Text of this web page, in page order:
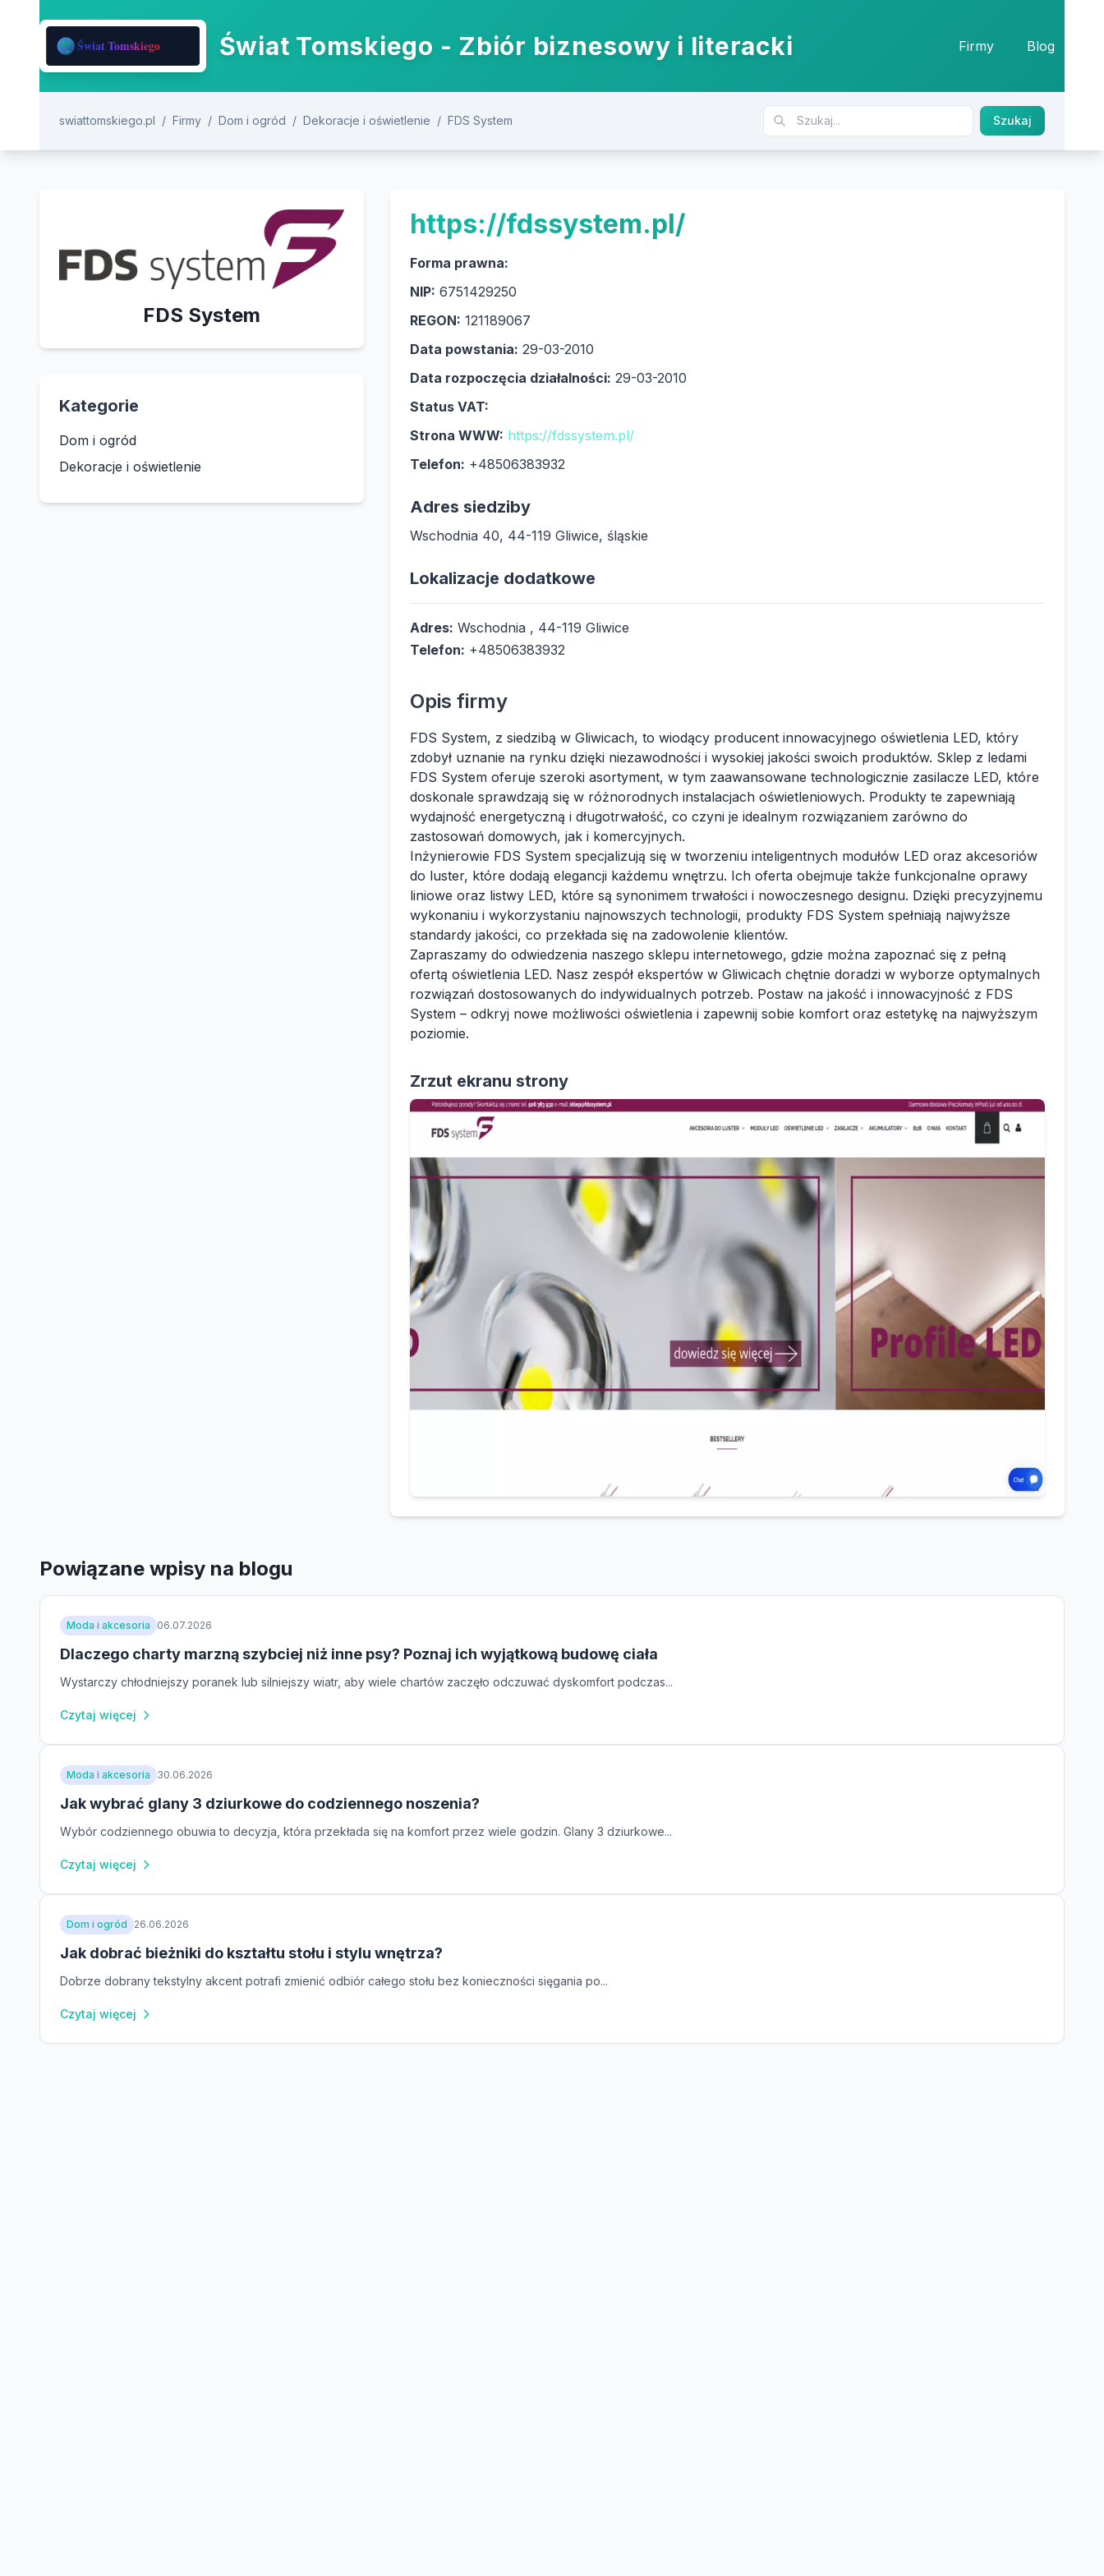
Świat Tomskiego - Zbiór biznesowy i literacki Firmy Blog
swiattomskiego.pl / Firmy / Dom i ogród / Dekoracje i oświetlenie / FDS System Szukaj
FDS System
Kategorie
Dom i ogród
Dekoracje i oświetlenie
https://fdssystem.pl/
Forma prawna:
NIP: 6751429250
REGON: 121189067
Data powstania: 29-03-2010
Data rozpoczęcia działalności: 29-03-2010
Status VAT:
Strona WWW: https://fdssystem.pl/
Telefon: +48506383932
Adres siedziby
Wschodnia 40, 44-119 Gliwice, śląskie
Lokalizacje dodatkowe
Adres: Wschodnia , 44-119 Gliwice
Telefon: +48506383932
Opis firmy
FDS System, z siedzibą w Gliwicach, to wiodący producent innowacyjnego oświetlenia LED, który
zdobył uznanie na rynku dzięki niezawodności i wysokiej jakości swoich produktów. Sklep z ledami
FDS System oferuje szeroki asortyment, w tym zaawansowane technologicznie zasilacze LED, które
doskonale sprawdzają się w różnorodnych instalacjach oświetleniowych. Produkty te zapewniają
wydajność energetyczną i długotrwałość, co czyni je idealnym rozwiązaniem zarówno do
zastosowań domowych, jak i komercyjnych.
Inżynierowie FDS System specjalizują się w tworzeniu inteligentnych modułów LED oraz akcesoriów
do luster, które dodają elegancji każdemu wnętrzu. Ich oferta obejmuje także funkcjonalne oprawy
liniowe oraz listwy LED, które są synonimem trwałości i nowoczesnego designu. Dzięki precyzyjnemu
wykonaniu i wykorzystaniu najnowszych technologii, produkty FDS System spełniają najwyższe
standardy jakości, co przekłada się na zadowolenie klientów.
Zapraszamy do odwiedzenia naszego sklepu internetowego, gdzie można zapoznać się z pełną
ofertą oświetlenia LED. Nasz zespół ekspertów w Gliwicach chętnie doradzi w wyborze optymalnych
rozwiązań dostosowanych do indywidualnych potrzeb. Postaw na jakość i innowacyjność z FDS
System – odkryj nowe możliwości oświetlenia i zapewnij sobie komfort oraz estetykę na najwyższym
poziomie.
Zrzut ekranu strony
Powiązane wpisy na blogu
Moda i akcesoria 06.07.2026
Dlaczego charty marzną szybciej niż inne psy? Poznaj ich wyjątkową budowę ciała
Wystarczy chłodniejszy poranek lub silniejszy wiatr, aby wiele chartów zaczęło odczuwać dyskomfort podczas...
Czytaj więcej
Moda i akcesoria 30.06.2026
Jak wybrać glany 3 dziurkowe do codziennego noszenia?
Wybór codziennego obuwia to decyzja, która przekłada się na komfort przez wiele godzin. Glany 3 dziurkowe...
Czytaj więcej
Dom i ogród 26.06.2026
Jak dobrać bieżniki do kształtu stołu i stylu wnętrza?
Dobrze dobrany tekstylny akcent potrafi zmienić odbiór całego stołu bez konieczności sięgania po...
Czytaj więcej